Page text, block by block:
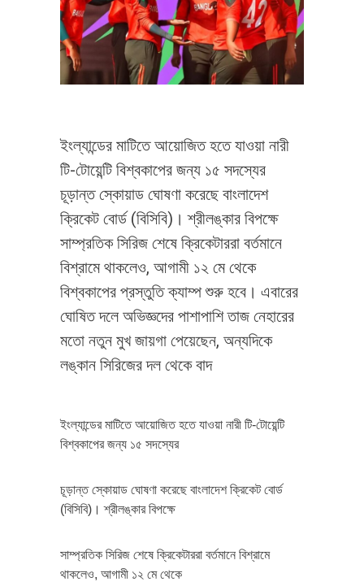
ইংল্যান্ডের মাটিতে আয়োজিত হতে যাওয়া নারী
টি-টোয়েন্টি বিশ্বকাপের জন্য ১৫ সদস্যের
চূড়ান্ত স্কোয়াড ঘোষণা করেছে বাংলাদেশ
ক্রিকেট বোর্ড (বিসিবি)। শ্রীলঙ্কার বিপক্ষে
সাম্প্রতিক সিরিজ শেষে ক্রিকেটাররা বর্তমানে
বিশ্রামে থাকলেও, আগামী ১২ মে থেকে
বিশ্বকাপের প্রস্তুতি ক্যাম্প শুরু হবে। এবারের
ঘোষিত দলে অভিজ্ঞদের পাশাপাশি তাজ নেহারের
মতো নতুন মুখ জায়গা পেয়েছেন, অন্যদিকে
লঙ্কান সিরিজের দল থেকে বাদ
ইংল্যান্ডের মাটিতে আয়োজিত হতে যাওয়া নারী টি-টোয়েন্টি
বিশ্বকাপের জন্য ১৫ সদস্যের
চূড়ান্ত স্কোয়াড ঘোষণা করেছে বাংলাদেশ ক্রিকেট বোর্ড
(বিসিবি)। শ্রীলঙ্কার বিপক্ষে
সাম্প্রতিক সিরিজ শেষে ক্রিকেটাররা বর্তমানে বিশ্রামে
থাকলেও, আগামী ১২ মে থেকে